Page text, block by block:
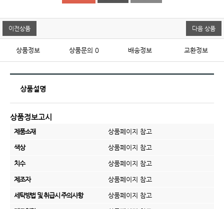
이전상품 다음 상품
상품정보 상품문의 0 배송정보 교환정보
상품설명
상품정보고시
제품소재 상품페이지 참고
색상 상품페이지 참고
치수 상품페이지 참고
제조자 상품페이지 참고
세탁방법 및 취급시 주의사항 상품페이지 참고